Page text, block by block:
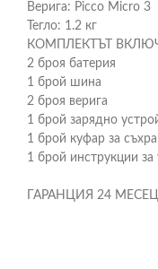
Верига: Picco Micro 3
Тегло: 1.2 кг
КОМПЛЕКТЪТ
2 броя батерия
1 брой шина
2 броя верига
1 брой зарядно
1 брой куфар за
1 брой инструкции за
ГАРАНЦИЯ 24